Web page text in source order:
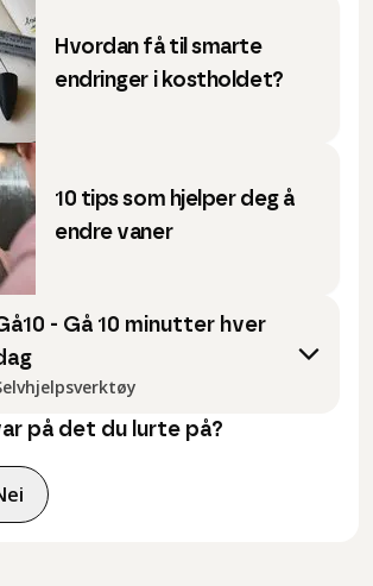
Hvordan få til smarte
endringer i kostholdet?
10 tips som hjelper deg å
endre vaner
- Gå 10 minutter hver
på det du lurte på?